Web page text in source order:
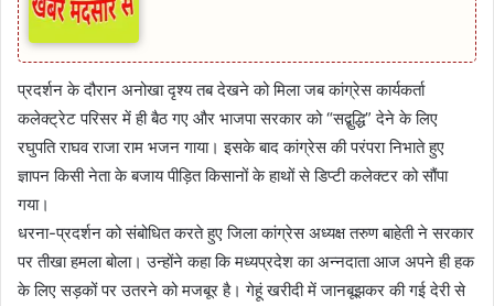
प्रदर्शन के दौरान अनोखा दृश्य तब देखने को मिला जब कांग्रेस कार्यकर्ता
कलेक्ट्रेट परिसर में ही बैठ गए और भाजपा सरकार को “सद्बुद्धि” देने के लिए
रघुपति राघव राजा राम भजन गाया। इसके बाद कांग्रेस की परंपरा निभाते हुए
ज्ञापन किसी नेता के बजाय पीड़ित किसानों के हाथों से डिप्टी कलेक्टर को सौंपा
गया।
धरना-प्रदर्शन को संबोधित करते हुए जिला कांग्रेस अध्यक्ष तरुण बाहेती ने सरकार
पर तीखा हमला बोला। उन्होंने कहा कि मध्यप्रदेश का अन्नदाता आज अपने ही हक
के लिए सड़कों पर उतरने को मजबूर है। गेहूं खरीदी में जानबूझकर की गई देरी से